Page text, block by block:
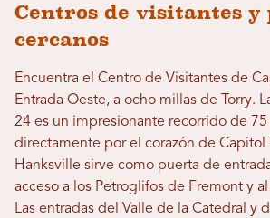
Centros de visitantes y
cercanos
Encuentra el Centro de Visitantes de
Entrada Oeste, a ocho millas de Torry.
24 es un impresionante recorrido de
directamente por el corazón de Capitol
Hanksville sirve como puerta de
acceso a los Petroglifos de Fremont y
Las entradas del Valle de la Catedral y